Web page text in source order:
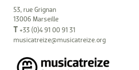
53, rue Grignan
13006 Marseille
T+33 (0)4 91 00 91 31
musicatreize@musicatreize.org